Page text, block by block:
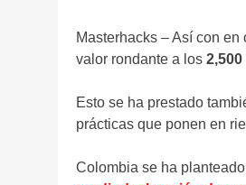
Masterhacks – Así con
valor rondante a los
Esto se ha prestado
prácticas que ponen en
Colombia se ha